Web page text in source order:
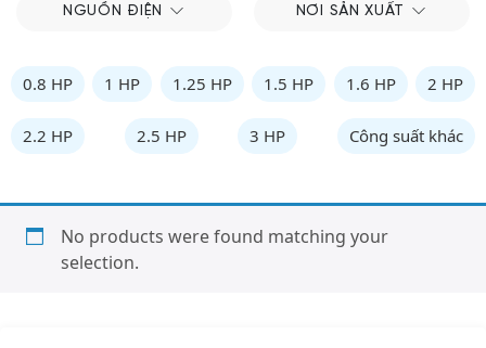
NGUỒN ĐIỆN NƠI SẢN XUẤT
0.8 HP 1 HP 1.25 HP 1.5 HP 1.6 HP 2 HP
2.2 HP 2.5 HP 3 HP Công suất khác
No products were found matching your
selection.